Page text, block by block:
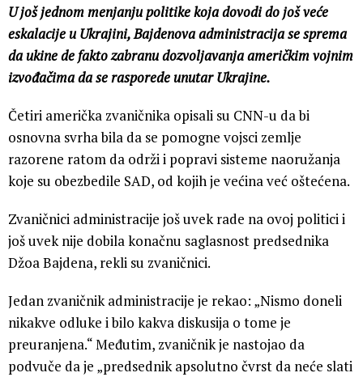
U još jednom menjanju politike koja dovodi do još veće
eskalacije u Ukrajini, Bajdenova administracija se sprema
da ukine de fakto zabranu dozvoljavanja američkim vojnim
izvođačima da se rasporede unutar Ukrajine.
Četiri američka zvaničnika opisali su CNN-u da bi
osnovna svrha bila da se pomogne vojsci zemlje
razorene ratom da održi i popravi sisteme naoružanja
koje su obezbedile SAD, od kojih je većina već oštećena.
Zvaničnici administracije još uvek rade na ovoj politici i
još uvek nije dobila konačnu saglasnost predsednika
Džoa Bajdena, rekli su zvaničnici.
Jedan zvaničnik administracije je rekao: „Nismo doneli
nikakve odluke i bilo kakva diskusija o tome je
preuranjena.“ Međutim, zvaničnik je nastojao da
podvuče da je „predsednik apsolutno čvrst da neće slati